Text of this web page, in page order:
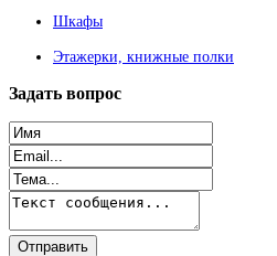
Шкафы
Этажерки, книжные полки
Задать вопрос